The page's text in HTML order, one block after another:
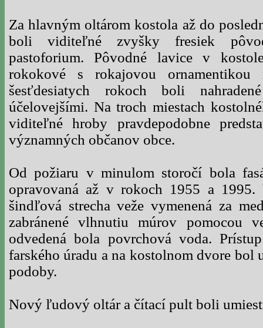
Za hlavným oltárom kostola až do
boli viditeľné zvyšky fresiek
pastoforium. Pôvodné lavice v
rokokové s rokajovou
šesťdesiatych rokoch boli
účelovejšími. Na troch miestach
viditeľné hroby pravdepodobne
významných občanov obce.
Od požiaru v minulom storočí bola
opravovaná až v rokoch 1955 a
šindľová strecha veže vymenená za
zabránené vlhnutiu múrov pomocou
odvedená bola povrchová voda.
farského úradu a na kostolnom dvore bol
podoby.
Nový ľudový oltár a čítací pult boli